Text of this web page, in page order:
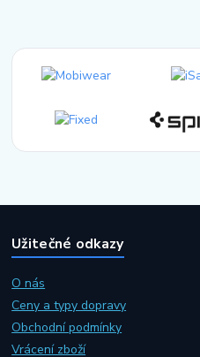
Užitečné odkazy
O nás
Ceny a typy dopravy
Obchodní podmínky
Vrácení zboží